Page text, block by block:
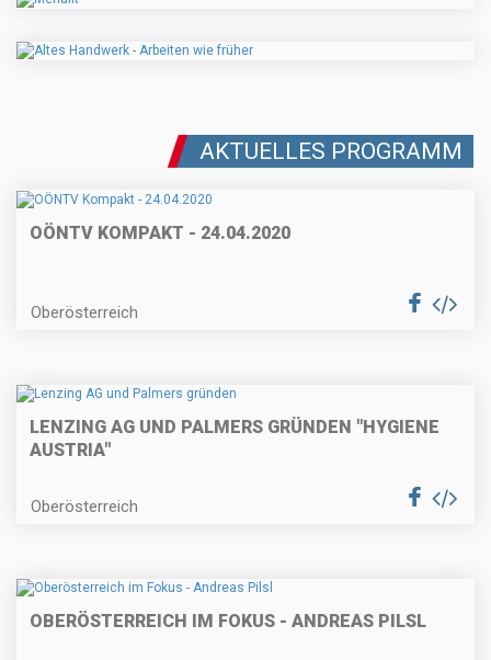
AKTUELLES PROGRAMM
OÖNTV KOMPAKT - 24.04.2020
Oberösterreich
LENZING AG UND PALMERS GRÜNDEN "HYGIENE
AUSTRIA"
Oberösterreich
OBERÖSTERREICH IM FOKUS - ANDREAS PILSL